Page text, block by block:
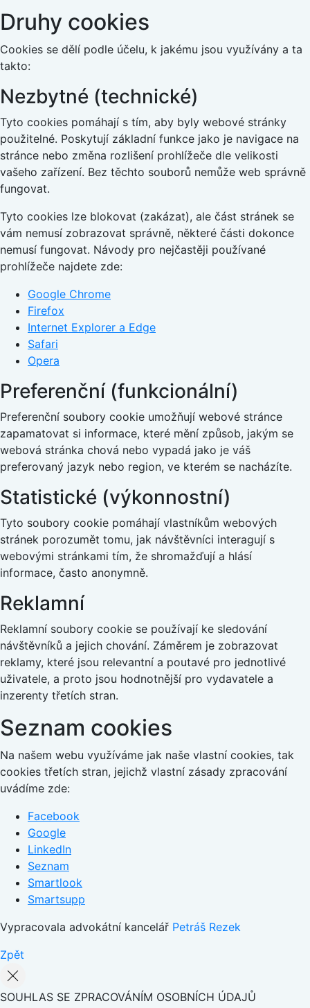
Druhy cookies
Cookies se dělí podle účelu, k jakému jsou využívány a ta
takto:
Nezbytné (technické)
Tyto cookies pomáhají s tím, aby byly webové stránky
použitelné. Poskytují základní funkce jako je navigace na
stránce nebo změna rozlišení prohlížeče dle velikosti
vašeho zařízení. Bez těchto souborů nemůže web správně
fungovat.
Tyto cookies lze blokovat (zakázat), ale část stránek se
vám nemusí zobrazovat správně, některé části dokonce
nemusí fungovat. Návody pro nejčastěji používané
prohlížeče najdete zde:
Google Chrome
Firefox
Internet Explorer a Edge
Safari
Opera
Preferenční (funkcionální)
Preferenční soubory cookie umožňují webové stránce
zapamatovat si informace, které mění způsob, jakým se
webová stránka chová nebo vypadá jako je váš
preferovaný jazyk nebo region, ve kterém se nacházíte.
Statistické (výkonnostní)
Tyto soubory cookie pomáhají vlastníkům webových
stránek porozumět tomu, jak návštěvníci interagují s
webovými stránkami tím, že shromažďují a hlásí
informace, často anonymně.
Reklamní
Reklamní soubory cookie se používají ke sledování
návštěvníků a jejich chování. Záměrem je zobrazovat
reklamy, které jsou relevantní a poutavé pro jednotlivé
uživatele, a proto jsou hodnotnější pro vydavatele a
inzerenty třetích stran.
Seznam cookies
Na našem webu využíváme jak naše vlastní cookies, tak
cookies třetích stran, jejichž vlastní zásady zpracování
uvádíme zde:
Facebook
Google
LinkedIn
Seznam
Smartlook
Smartsupp
Vypracovala advokátní kancelář Petráš Rezek
Zpět
SOUHLAS SE ZPRACOVÁNÍM OSOBNÍCH ÚDAJŮ